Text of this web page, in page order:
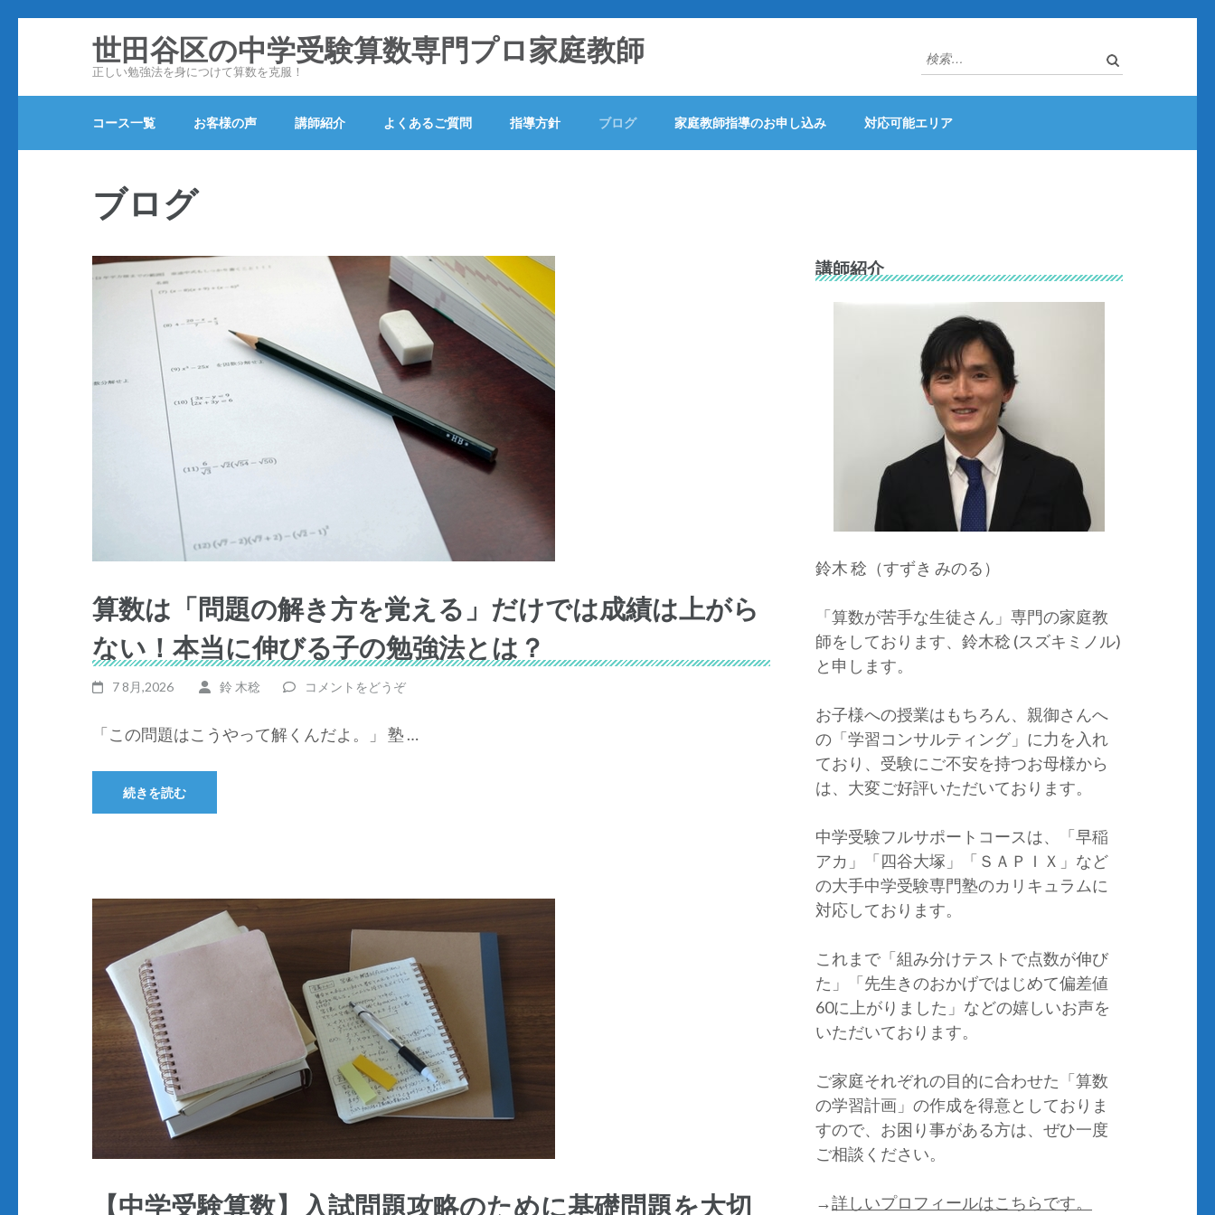
ン
へ
世田谷区の中学受験算数専門プロ家庭教師
正しい勉強法を身につけて算数を克服！
検
索:
コース一覧 お客様の声 講師紹介 よくあるご質問 指導方針 ブログ 家庭教師指導のお申し込み 対応可能エリア
ブログ
算数は「問題の解き方を覚える」だけでは成績は上がら
ない！本当に伸びる子の勉強法とは？
7 8月,2026 鈴 木稔 コメントをどうぞ
「この問題はこうやって解くんだよ。」 塾 …
続きを読む
【中学受験算数】入試問題攻略のために基礎問題を大切
講師紹介
鈴木 稔（すずき みのる）
「算数が苦手な生徒さん」専門の家庭教
師をしております、鈴木稔 (スズキミノル)
と申します。
お子様への授業はもちろん、親御さんへ
の「学習コンサルティング」に力を入れ
ており、受験にご不安を持つお母様から
は、大変ご好評いただいております。
中学受験フルサポートコースは、「早稲
アカ」「四谷大塚」「ＳＡＰＩＸ」など
の大手中学受験専門塾のカリキュラムに
対応しております。
これまで「組み分けテストで点数が伸び
た」「先生きのおかげではじめて偏差値
60に上がりました」などの嬉しいお声を
いただいております。
ご家庭それぞれの目的に合わせた「算数
の学習計画」の作成を得意としておりま
すので、お困り事がある方は、ぜひ一度
ご相談ください。
→詳しいプロフィールはこちらです。